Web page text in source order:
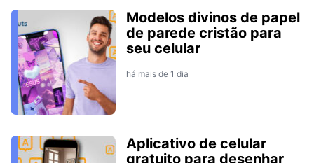
Modelos divinos de papel
de parede cristão para
seu celular
há mais de 1 dia
Aplicativo de celular
gratuito para desenhar